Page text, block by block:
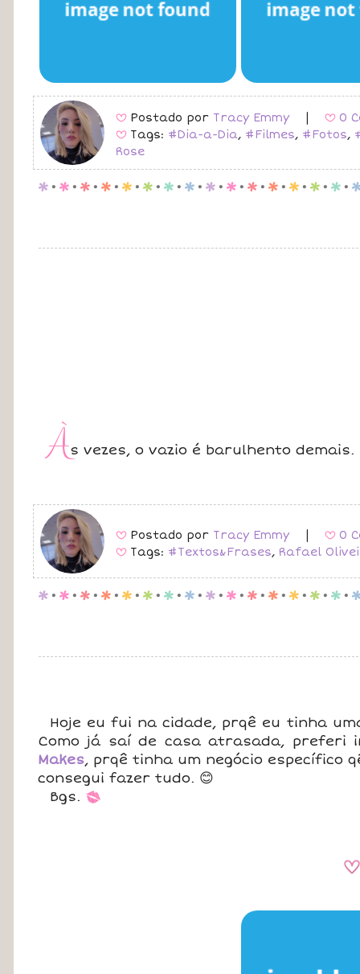
B Postado por Tracy Emmy B 0
B Tags: #Dia-a-Dia, #Filmes, #Fotos,
Rose
p . p . p . p . p . p . p . p . p . p . p . p . p . p . p .
Às vezes, o vazio é barulhento demais.
B Postado por Tracy Emmy B 0
B Tags: #Textos&Frases, Rafael
p . p . p . p . p . p . p . p . p . p . p . p . p . p . p .
Hoje eu fui na cidade, prqê eu tinha
Como já saí de casa atrasada,
Makes, prqê tinha um negócio específico
consegui fazer tudo. 😊
Bgs. *
A